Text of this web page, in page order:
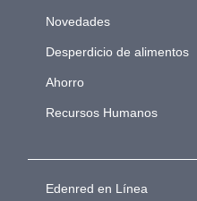
Novedades
Desperdicio de alimentos
Ahorro
Recursos Humanos
Edenred en Línea